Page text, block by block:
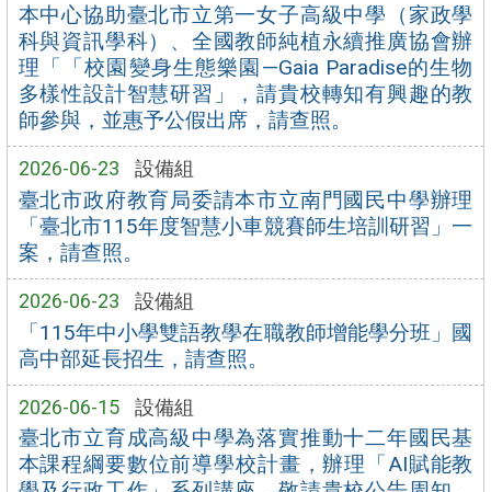
本中心協助臺北市立第一女子高級中學（家政學
科與資訊學科）、全國教師純植永續推廣協會辦
理「「校園變身生態樂園—Gaia Paradise的生物
多樣性設計智慧研習」，請貴校轉知有興趣的教
師參與，並惠予公假出席，請查照。
2026-06-23 設備組
臺北市政府教育局委請本市立南門國民中學辦理
「臺北市115年度智慧小車競賽師生培訓研習」一
案，請查照。
2026-06-23 設備組
「115年中小學雙語教學在職教師增能學分班」國
高中部延長招生，請查照。
2026-06-15 設備組
臺北市立育成高級中學為落實推動十二年國民基
本課程綱要數位前導學校計畫，辦理「AI賦能教